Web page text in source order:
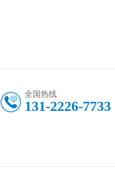
全国热线
131-2226-7733